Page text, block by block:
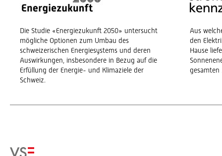
Die Studie «Energiezukunft 2050» untersucht
mögliche Optionen zum Umbau des
schweizerischen Energiesystems und deren
Auswirkungen, insbesondere in Bezug auf die
Erfüllung der Energie- und Klimaziele der
Schweiz.
Aus
den
Hause
gesamten